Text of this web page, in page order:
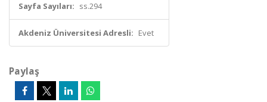
Sayfa Sayıları: ss.294
Akdeniz Üniversitesi Adresli: Evet
Paylaş